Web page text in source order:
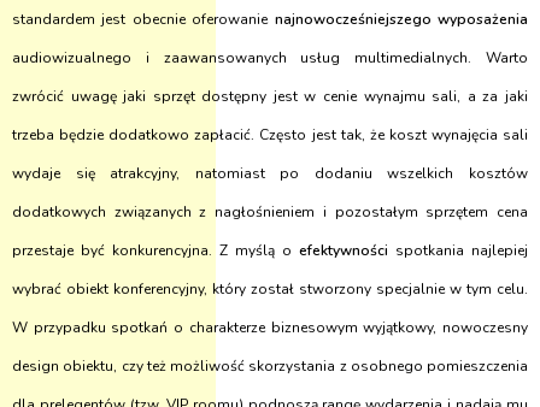
standardem jest obecnie oferowanie najnowocześniejszego wyposażenia
audiowizualnego i zaawansowanych usług multimedialnych. Warto
zwrócić uwagę jaki sprzęt dostępny jest w cenie wynajmu sali, a za jaki
trzeba będzie dodatkowo zapłacić. Często jest tak, że koszt wynajęcia sali
wydaje się atrakcyjny, natomiast po dodaniu wszelkich kosztów
dodatkowych związanych z nagłośnieniem i pozostałym sprzętem cena
przestaje być konkurencyjna. Z myślą o efektywności spotkania najlepiej
wybrać obiekt konferencyjny, który został stworzony specjalnie w tym celu.
W przypadku spotkań o charakterze biznesowym wyjątkowy, nowoczesny
design obiektu, czy też możliwość skorzystania z osobnego pomieszczenia